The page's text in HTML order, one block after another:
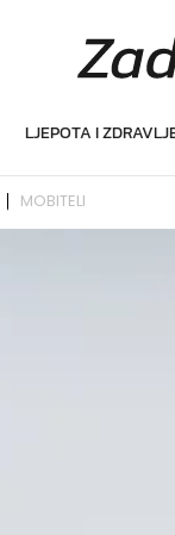
LJEPOTA I